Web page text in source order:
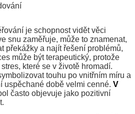
je schopnost vidět věci
snu zaměřuje, může to znamenat,
překážky a najít řešení problémů,
může být terapeutický, protože
které se v životě hromadí.
touhu po vnitřním míru a
uspěchané době velmi cenné. V
často objevuje jako pozitivní